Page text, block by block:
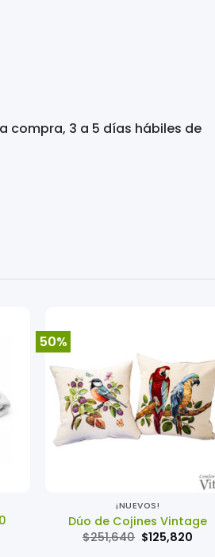
compra, 3 a 5 días hábiles de
50%
¡NUEVOS!
Dúo de Cojines Vintage
$251,640 El
precio
$125,820